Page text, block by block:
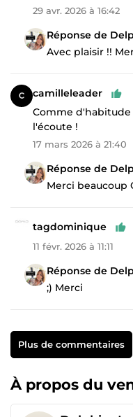
29 avr. 2026 à 16:42
Réponse de
Avec plaisir !!
camilleleader
Comme
l'écoute !
17 mars 2026 à 21:40
Réponse de
Merci beaucoup
tagdominique
11 févr. 2026 à 11:11
Réponse de
;) Merci
Plus de commentaires
À propos du